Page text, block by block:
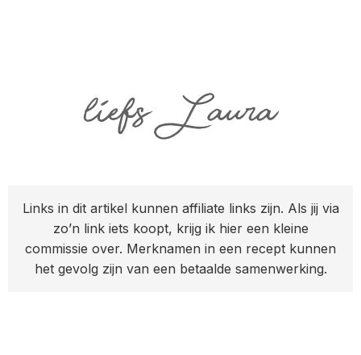
Links in dit artikel kunnen affiliate links zijn. Als jij via
zo’n link iets koopt, krijg ik hier een kleine
commissie over. Merknamen in een recept kunnen
het gevolg zijn van een betaalde samenwerking.